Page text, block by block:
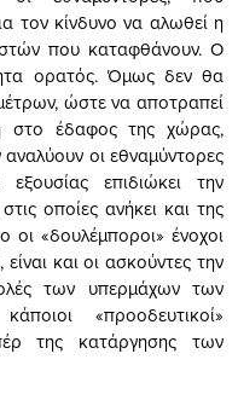
τον κίνδυνο να αλωθεί η
που καταφθάνουν. Ο
ορατός. Όμως δεν θα
ώστε να αποτραπεί
στο έδαφος της χώρας,
οι εθναμύντορες
επιδιώκει την
οποίες ανήκει και της
«δουλέμποροι» ένοχοι
και οι ασκούντες την
των υπερμάχων των
«προοδευτικοί»
της κατάργησης των